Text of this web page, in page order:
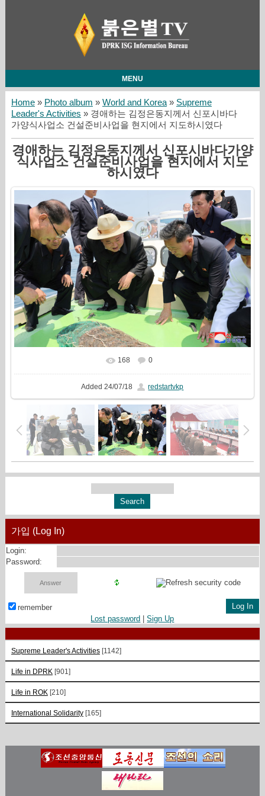
MENU
Home» Photo album » World and Korea» Supreme
Leader's Activities » 경애하는 김정은동지께서 신포시바다
가양식사업소 건설준비사업을 현지에서 지도하시였다
경애하는 김정은동지께서 신포시바다가양
식사업소 건설준비사업을 현지에서 지도
하시였다
In real size 2169x1440
168 0
Added 24/07/18 redstartvkp
가입 (Log In)
Login:
Password:
remember
Lost password |Sign Up
Supreme Leader's Activities [1142]
Life in DPRK [901]
Life in ROK [210]
International Solidarity [165]